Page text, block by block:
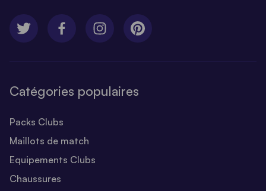
Catégories populaires
Packs Clubs
Maillots de match
Equipements Clubs
Chaussures